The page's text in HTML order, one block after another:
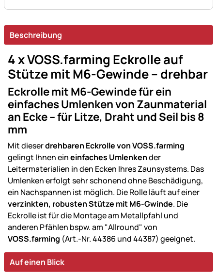
Beschreibung
4 x VOSS.farming Eckrolle auf
Stütze mit M6-Gewinde – drehbar
Eckrolle mit M6-Gewinde für ein
einfaches Umlenken von Zaunmaterial
an Ecke – für Litze, Draht und Seil bis 8
mm
Mit dieserdrehbaren Eckrolle von VOSS.farming
gelingt Ihnen eineinfaches Umlenkender
Leitermaterialien in den Ecken Ihres Zaunsystems. Das
Umlenken erfolgt sehr schonend ohne Beschädigung,
ein Nachspannen ist möglich. Die Rolle läuft auf einer
verzinkten, robusten Stütze mit M6-Gwinde. Die
Eckrolle ist für die Montage am Metallpfahl und
anderen Pfählen bspw. am "Allround" von
VOSS.farming (Art.-Nr. 44386 und 44387) geeignet.
Auf einen Blick